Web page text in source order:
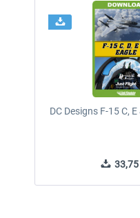
DC Designs F-15 C,
33,75